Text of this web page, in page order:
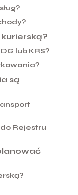
lub KRS?
są
Rejestru